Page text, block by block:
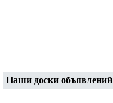
Наши доски объявлений